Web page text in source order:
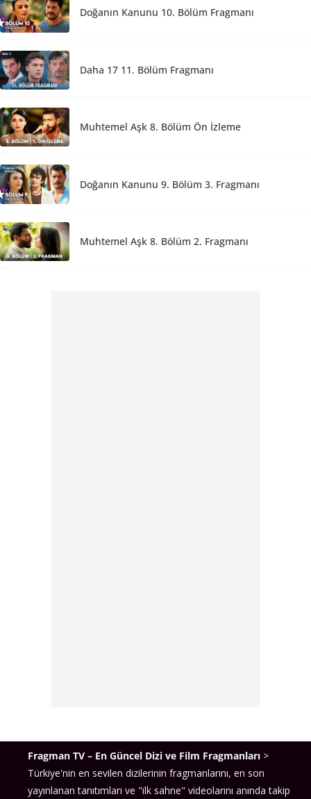
Doğanın Kanunu 10. Bölüm Fragmanı
Daha 17 11. Bölüm Fragmanı
Muhtemel Aşk 8. Bölüm Ön İzleme
Doğanın Kanunu 9. Bölüm 3. Fragmanı
Muhtemel Aşk 8. Bölüm 2. Fragmanı
Fragman TV – En Güncel Dizi ve Film Fragmanları >
Türkiye'nin en sevilen dizilerinin fragmanlarını, en son
yayınlanan tanıtımları ve "ilk sahne" videolarını anında takip